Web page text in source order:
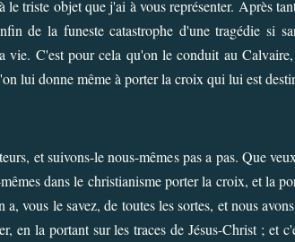
triste objet que j'ai à vous représenter. Après
de la funeste catastrophe d'une tragédie si
C'est pour cela qu'on le conduit au
lui donne même à porter la croix qui lui est
et suivons-le nous-mêmes pas a pas. Que
dans le christianisme porter la croix, et la
vous le savez, de toutes les sortes, et nous
en la portant sur les traces de Jésus-Christ ; et